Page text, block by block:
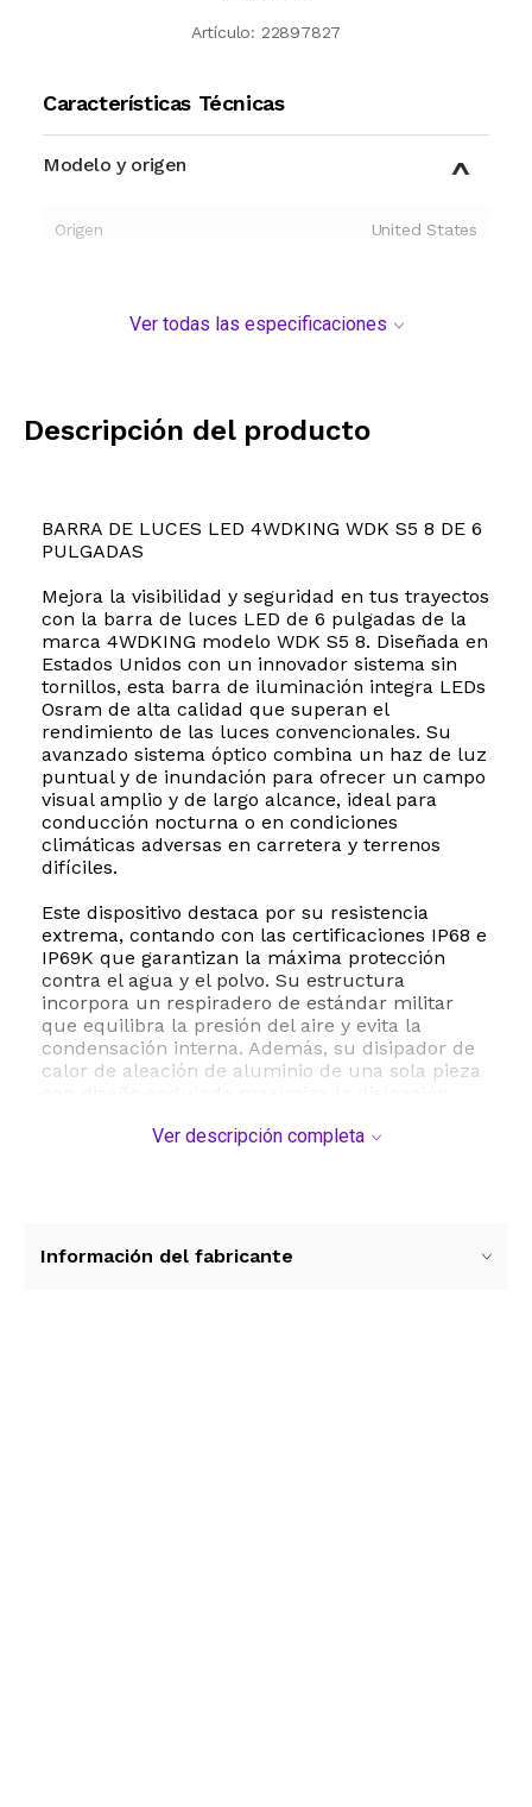
Artículo: 22897827
Características Técnicas
Modelo y origen
Origen United States
Ver todas las especificaciones
Descripción del producto
BARRA DE LUCES LED 4WDKING WDK S5 8 DE 6
PULGADAS
Mejora la visibilidad y seguridad en tus trayectos
con la barra de luces LED de 6 pulgadas de la
marca 4WDKING modelo WDK S5 8. Diseñada en
Estados Unidos con un innovador sistema sin
tornillos, esta barra de iluminación integra LEDs
Osram de alta calidad que superan el
rendimiento de las luces convencionales. Su
avanzado sistema óptico combina un haz de luz
puntual y de inundación para ofrecer un campo
visual amplio y de largo alcance, ideal para
conducción nocturna o en condiciones
climáticas adversas en carretera y terrenos
difíciles.
Este dispositivo destaca por su resistencia
extrema, contando con las certificaciones IP68 e
IP69K que garantizan la máxima protección
contra el agua y el polvo. Su estructura
incorpora un respiradero de estándar militar
que equilibra la presión del aire y evita la
condensación interna. Además, su disipador de
calor de aleación de aluminio de una sola pieza
encima de las 50.000 horas de uso continuo.
evitando cualquier tipo de interferencia
Ver descripción completa
Información del fabricante